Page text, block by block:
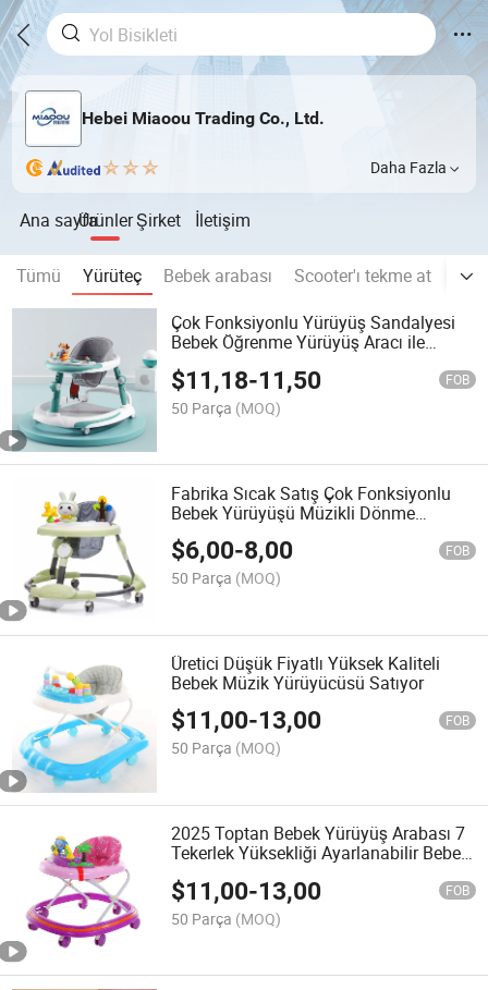
Hebei Miaoou Trading Co., Ltd.
Daha Fazla
Ana sayfaÜrünlerŞirket İletişim
Tümü Yürüteç Bebek arabası Scooter'ı tekme at
Çok Fonksiyonlu Yürüyüş Sandalyesi
Bebek Öğrenme Yürüyüş Aracı ile
$11,18-11,50 FOB
50 Parça (MOQ)
Fabrika Sıcak Satış Çok Fonksiyonlu
Bebek Yürüyüşü Müzikli Dönme
Tekerlekli Bebek Yürüyüşü
$6,00-8,00 FOB
50 Parça (MOQ)
Üretici Düşük Fiyatlı Yüksek Kaliteli
Bebek Müzik Yürüyücüsü Satıyor
$11,00-13,00 FOB
50 Parça (MOQ)
2025 Toptan Bebek Yürüyüş Arabası 7
Tekerlek Yüksekliği Ayarlanabilir Bebek
$11,00-13,00 FOB
50 Parça (MOQ)